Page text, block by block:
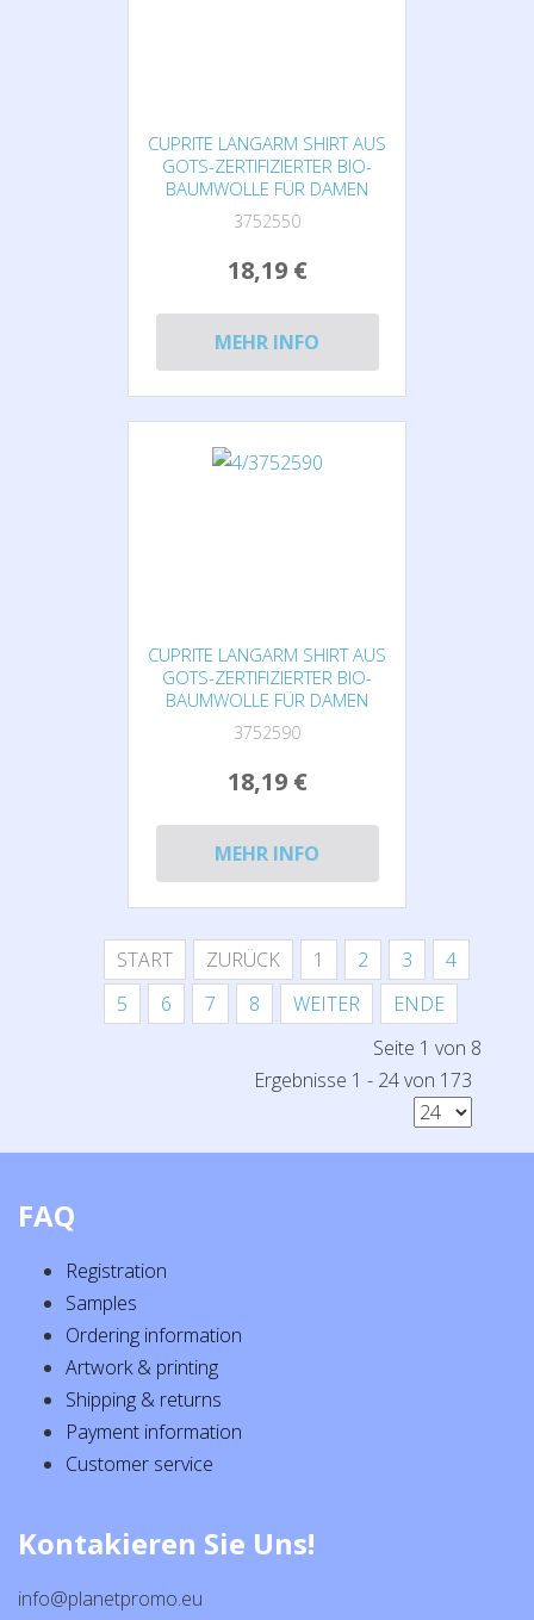
CUPRITE LANGARM SHIRT AUS
GOTS-ZERTIFIZIERTER BIO-
BAUMWOLLE FÜR DAMEN
3752550
18,19 €
MEHR INFO
CUPRITE LANGARM SHIRT AUS
GOTS-ZERTIFIZIERTER BIO-
BAUMWOLLE FÜR DAMEN
3752590
18,19 €
MEHR INFO
START ZURÜCK 1 2 3
4
5
6 7 8 WEITER
ENDE
Seite 1 von 8
Ergebnisse 1 - 24 von 173
FAQ
Registration
Samples
Ordering information
Artwork & printing
Shipping & returns
Payment information
Customer service
Kontakieren Sie Uns!
info@planetpromo.eu